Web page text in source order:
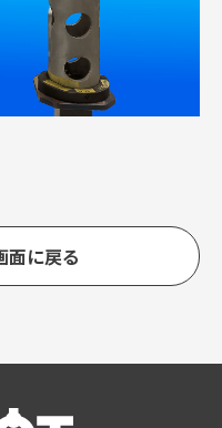
面に戻る